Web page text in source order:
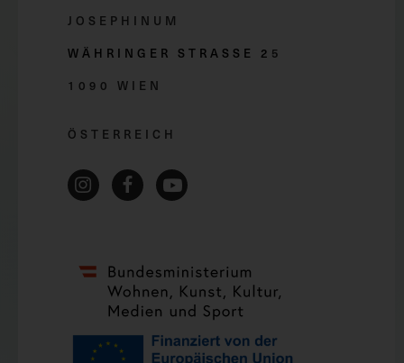
JOSEPHINUM
WÄHRINGER STRASSE 2 5
1090 WIEN
ÖSTERREICH